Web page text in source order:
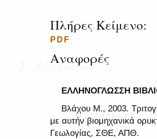
Πλήρες Κείμενο:
PDF
Αναφορές
ΕΛΛΗΝΟΓΛΩΣΣΗ
Βλάχου Μ., 2003.
με αυτήν βιομηχανικά
Γεωλογίας, ΣΘΕ, ΑΠΘ.